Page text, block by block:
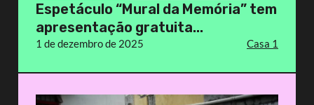
Espetáculo “Mural da Memória” tem
apresentação gratuita...
1 de dezembro de 2025 Casa 1